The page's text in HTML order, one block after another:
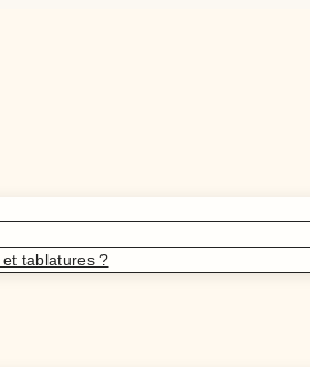
tablatures ?